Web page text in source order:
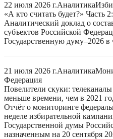
22 июля 2026 г.Аналитика
«А кто считать будет?»
Аналитический доклад о
субъектов Российской
Государственную думу–2026 в
21 июля 2026 г.Аналитика
Федерация
Повелители скуки:
меньше времени, чем в 2021
Отчёт о мониторинге
неделе избирательной
Государственной думы
назначенным на 20 сентября